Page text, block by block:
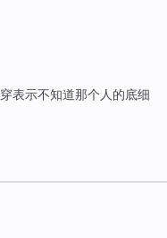
表示不知道那个人的底细